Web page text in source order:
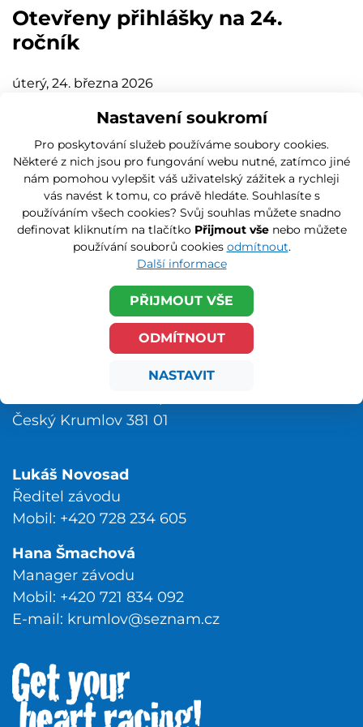
Nastavení soukromí
Pro poskytování služeb používáme soubory cookies.
Některé z nich jsou pro fungování webu nutné, zatímco jiné
nám pomohou vylepšit váš uživatelský zážitek a rychleji
vás navést k tomu, co právě hledáte. Souhlasíte s
používáním všech cookies? Svůj souhlas můžete snadno
definovat kliknutím na tlačítko Přijmout všenebo můžete
používání souborů cookies odmítnout.
Další informace
PŘIJMOUT VŠE
ODMÍTNOUT
NASTAVIT
Otevřeny přihlášky na 24.
ročník
úterý, 24. března 2026
Od 1. března 2026 jsou otevřeny přihlášky na
listině včas!
KVM Český Krumlov z. s.
Český Krumlov 381 01
Lukáš Novosad
Ředitel závodu
Mobil: +420 728 234 605
Hana Šmachová
Manager závodu
Mobil: +420 721 834 092
E-mail: krumlov@seznam.cz